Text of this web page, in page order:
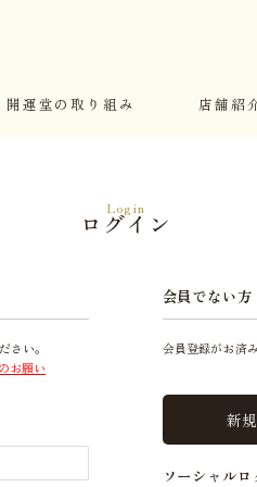
開運堂の取り組み 店舗紹
Login
ログイン
さい。
お願い
会員でない方
会員登録がお済
新
ソーシャルロ